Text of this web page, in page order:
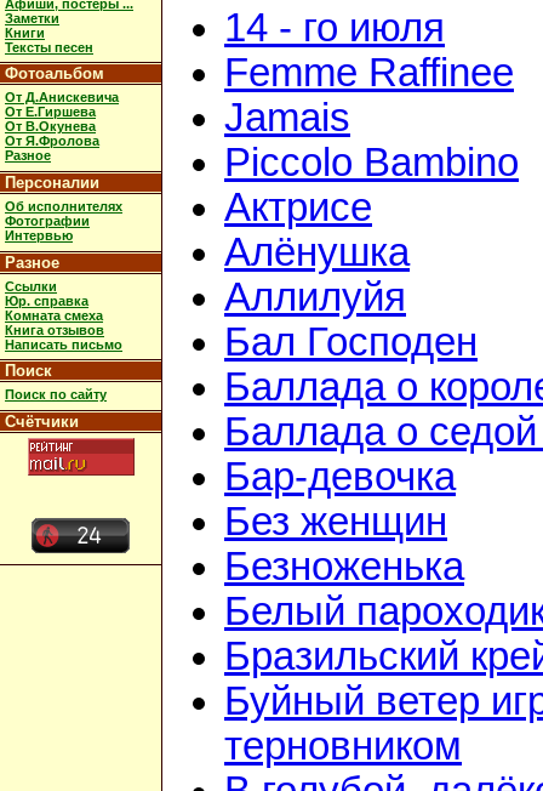
Афиши, постеры ...
Заметки
Книги
Тексты песен
Фотоальбом
От Д.Анискевича
От Е.Гиршева
От В.Окунева
От Я.Фролова
Разное
Персоналии
Об исполнителях
Фотографии
Интервью
Разное
Ссылки
Юр. справка
Комната смеха
Книга отзывов
Написать письмо
Поиск
Поиск по сайту
Счётчики
14 - го июля
Femme Raffinee
Jamais
Piccolo Bambino
Актрисе
Алёнушка
Аллилуйя
Бал Господен
Баллада о
Баллада о
Бар-девочка
Без женщин
Безноженька
Белый
Бразильский
Буйный ветер
терновником